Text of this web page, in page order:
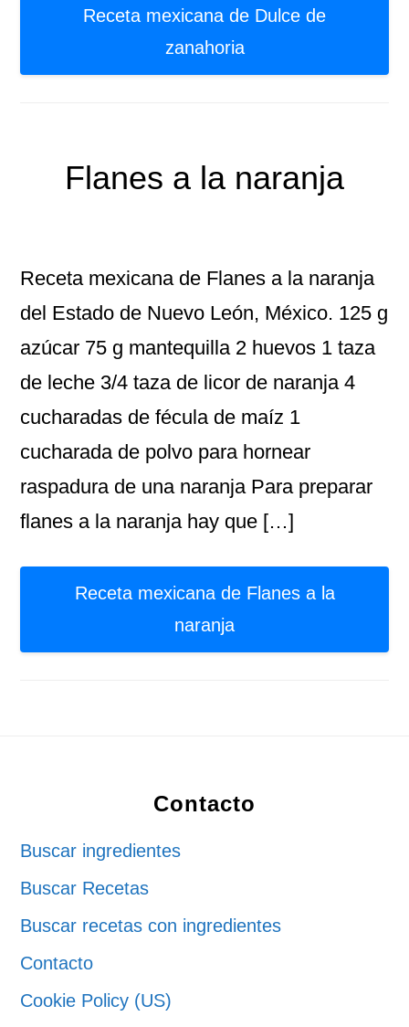
Receta mexicana de Dulce de
zanahoria
Flanes a la naranja
Receta mexicana de Flanes a la naranja
del Estado de Nuevo León, México. 125 g
azúcar 75 g mantequilla 2 huevos 1 taza
de leche 3/4 taza de licor de naranja 4
cucharadas de fécula de maíz 1
cucharada de polvo para hornear
raspadura de una naranja Para preparar
flanes a la naranja hay que […]
Receta mexicana de Flanes a la
naranja
Contacto
Buscar ingredientes
Buscar Recetas
Buscar recetas con ingredientes
Contacto
Cookie Policy (US)